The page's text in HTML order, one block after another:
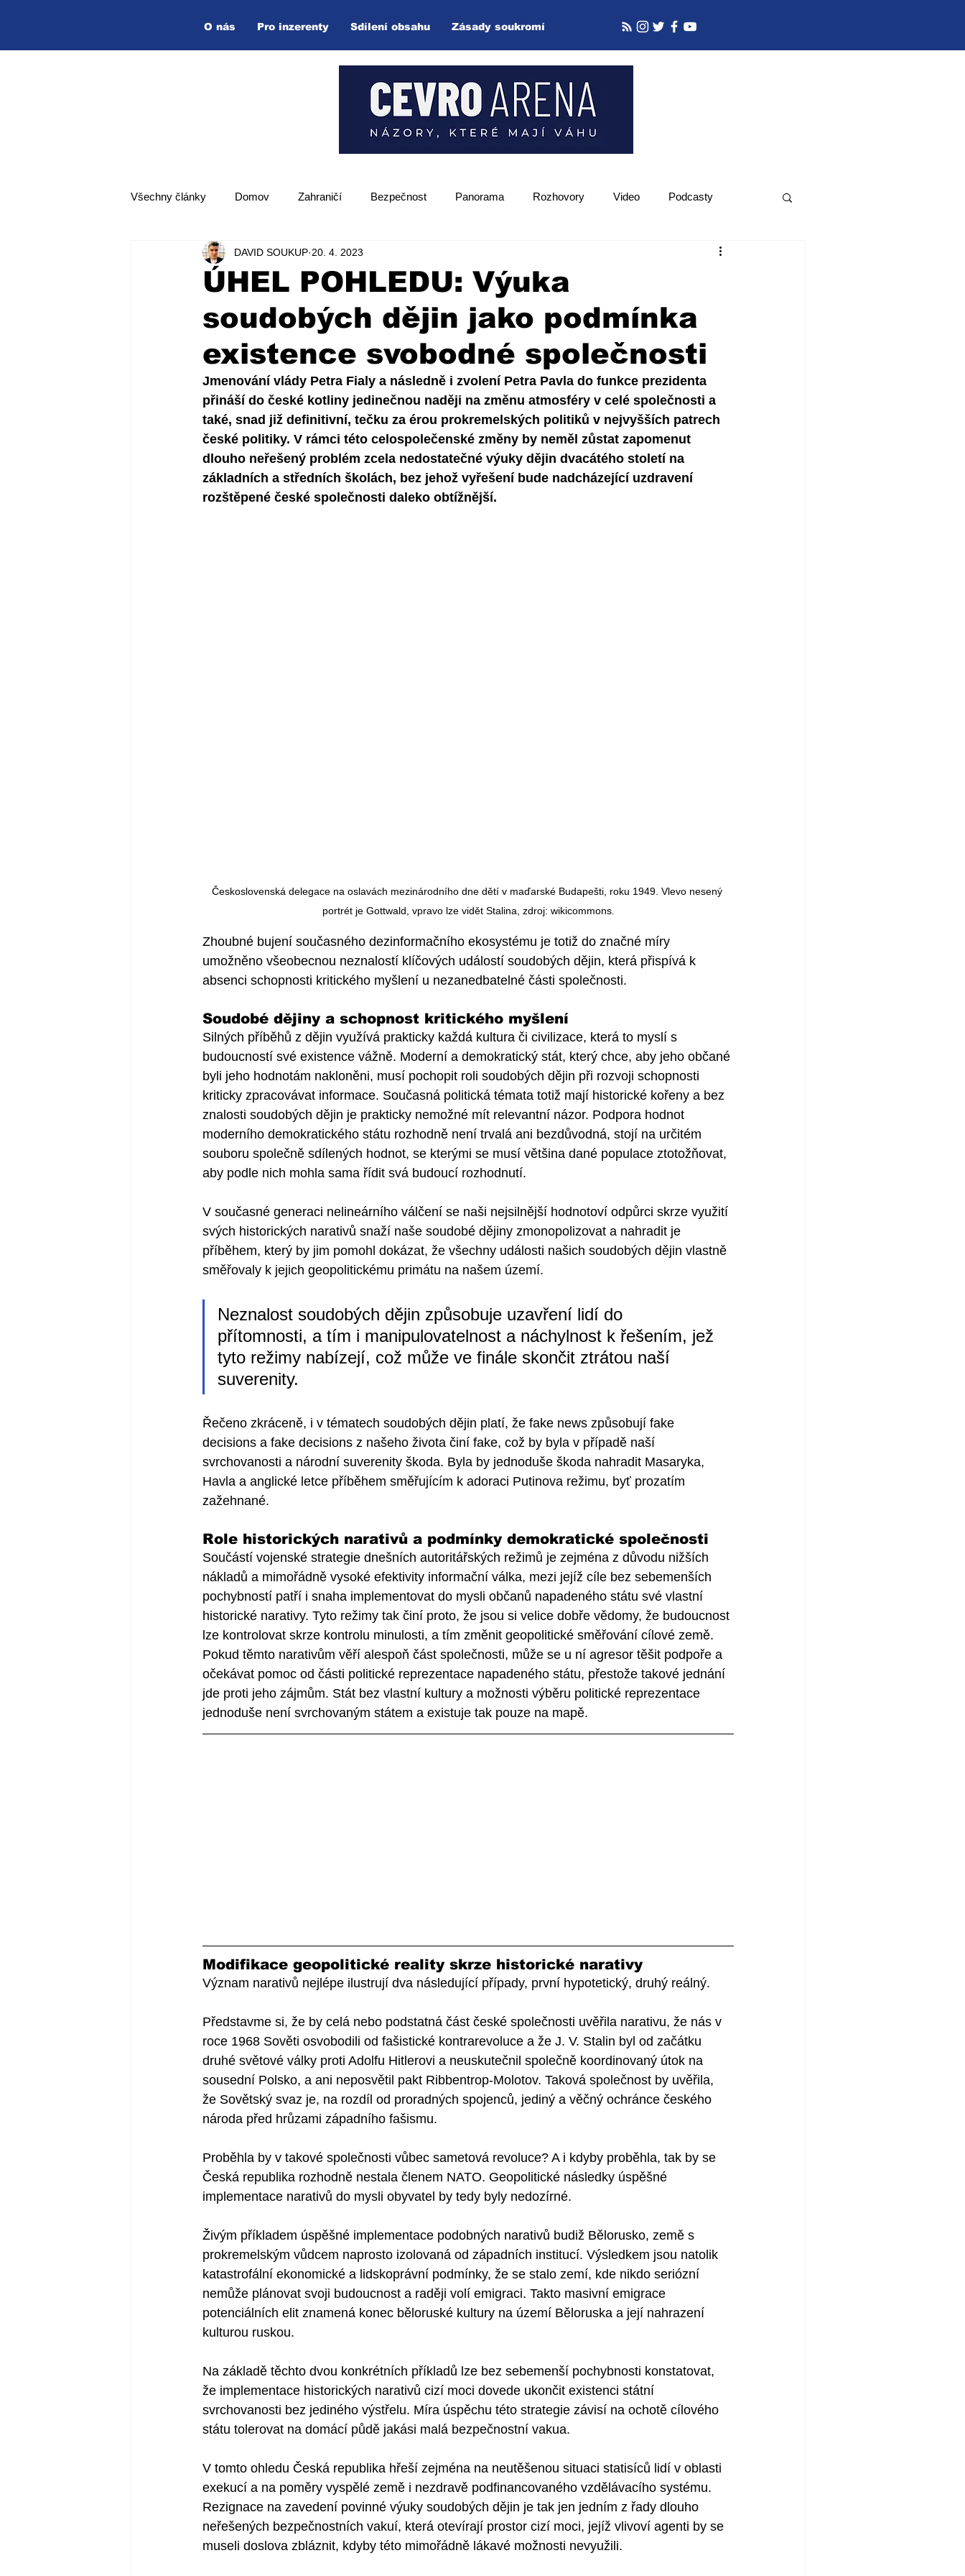
O nás Pro inzerenty Sdílení obsahu Zásady soukromí
Všechny články Domov Zahraničí Bezpečnost Panorama Rozhovory Video Podcasty
Hlavní zpráva Top zpráva Zpětný projektor
ÚHEL POHLEDU: Výuka
soudobých dějin jako podmínka
existence svobodné společnosti
DAVID SOUKUP 20. 4. 2023
Jmenování vlády Petra Fialy a následně i zvolení Petra Pavla do funkce prezidenta
přináší do české kotliny jedinečnou naději na změnu atmosféry v celé společnosti a
také, snad již definitivní, tečku za érou prokremelských politiků v nejvyšších patrech
české politiky. V rámci této celospolečenské změny by neměl zůstat zapomenut
dlouho neřešený problém zcela nedostatečné výuky dějin dvacátého století na
základních a středních školách, bez jehož vyřešení bude nadcházející uzdravení
rozštěpené české společnosti daleko obtížnější.
Československá delegace na oslavách mezinárodního dne dětí v maďarské Budapešti, roku 1949. Vlevo nesený
portrét je Gottwald, vpravo lze vidět Stalina, zdroj: wikicommons.
Zhoubné bujení současného dezinformačního ekosystému je totiž do značné míry
umožněno všeobecnou neznalostí klíčových událostí soudobých dějin, která přispívá k
absenci schopnosti kritického myšlení u nezanedbatelné části společnosti.
Soudobé dějiny a schopnost kritického myšlení
Silných příběhů z dějin využívá prakticky každá kultura či civilizace, která to myslí s
budoucností své existence vážně. Moderní a demokratický stát, který chce, aby jeho občané
byli jeho hodnotám nakloněni, musí pochopit roli soudobých dějin při rozvoji schopnosti
kriticky zpracovávat informace. Současná politická témata totiž mají historické kořeny a bez
znalosti soudobých dějin je prakticky nemožné mít relevantní názor. Podpora hodnot
moderního demokratického státu rozhodně není trvalá ani bezdůvodná, stojí na určitém
souboru společně sdílených hodnot, se kterými se musí většina dané populace ztotožňovat,
aby podle nich mohla sama řídit svá budoucí rozhodnutí.
V současné generaci nelineárního válčení se naši nejsilnější hodnotoví odpůrci skrze využití
svých historických narativů snaží naše soudobé dějiny zmonopolizovat a nahradit je
příběhem, který by jim pomohl dokázat, že všechny události našich soudobých dějin vlastně
směřovaly k jejich geopolitickému primátu na našem území.
Neznalost soudobých dějin způsobuje uzavření lidí do
přítomnosti, a tím i manipulovatelnost a náchylnost k řešením, jež
tyto režimy nabízejí, což může ve finále skončit ztrátou naší
suverenity.
Řečeno zkráceně, i v tématech soudobých dějin platí, že fake news způsobují fake
decisions a fake decisions z našeho života činí fake, což by byla v případě naší
svrchovanosti a národní suverenity škoda. Byla by jednoduše škoda nahradit Masaryka,
Havla a anglické letce příběhem směřujícím k adoraci Putinova režimu, byť prozatím
zažehnané.
Role historických narativů a podmínky demokratické společnosti
Součástí vojenské strategie dnešních autoritářských režimů je zejména z důvodu nižších
nákladů a mimořádně vysoké efektivity informační válka, mezi jejíž cíle bez sebemenších
pochybností patří i snaha implementovat do mysli občanů napadeného státu své vlastní
historické narativy. Tyto režimy tak činí proto, že jsou si velice dobře vědomy, že budoucnost
lze kontrolovat skrze kontrolu minulosti, a tím změnit geopolitické směřování cílové země.
Pokud těmto narativům věří alespoň část společnosti, může se u ní agresor těšit podpoře a
očekávat pomoc od části politické reprezentace napadeného státu, přestože takové jednání
jde proti jeho zájmům. Stát bez vlastní kultury a možnosti výběru politické reprezentace
jednoduše není svrchovaným státem a existuje tak pouze na mapě.
Modifikace geopolitické reality skrze historické narativy
Význam narativů nejlépe ilustrují dva následující případy, první hypotetický, druhý reálný.
Představme si, že by celá nebo podstatná část české společnosti uvěřila narativu, že nás v
roce 1968 Sověti osvobodili od fašistické kontrarevoluce a že J. V. Stalin byl od začátku
druhé světové války proti Adolfu Hitlerovi a neuskutečnil společně koordinovaný útok na
sousední Polsko, a ani neposvětil pakt Ribbentrop-Molotov. Taková společnost by uvěřila,
že Sovětský svaz je, na rozdíl od proradných spojenců, jediný a věčný ochránce českého
národa před hrůzami západního fašismu.
Proběhla by v takové společnosti vůbec sametová revoluce? A i kdyby proběhla, tak by se
Česká republika rozhodně nestala členem NATO. Geopolitické následky úspěšné
implementace narativů do mysli obyvatel by tedy byly nedozírné.
Živým příkladem úspěšné implementace podobných narativů budiž Bělorusko, země s
prokremelským vůdcem naprosto izolovaná od západních institucí. Výsledkem jsou natolik
katastrofální ekonomické a lidskoprávní podmínky, že se stalo zemí, kde nikdo seriózní
nemůže plánovat svoji budoucnost a raději volí emigraci. Takto masivní emigrace
potenciálních elit znamená konec běloruské kultury na území Běloruska a její nahrazení
kulturou ruskou.
Na základě těchto dvou konkrétních příkladů lze bez sebemenší pochybnosti konstatovat,
že implementace historických narativů cizí moci dovede ukončit existenci státní
svrchovanosti bez jediného výstřelu. Míra úspěchu této strategie závisí na ochotě cílového
státu tolerovat na domácí půdě jakási malá bezpečnostní vakua.
V tomto ohledu Česká republika hřeší zejména na neutěšenou situaci statisíců lidí v oblasti
exekucí a na poměry vyspělé země i nezdravě podfinancovaného vzdělávacího systému.
Rezignace na zavedení povinné výuky soudobých dějin je tak jen jedním z řady dlouho
neřešených bezpečnostních vakuí, která otevírají prostor cizí moci, jejíž vlivoví agenti by se
museli doslova zbláznit, kdyby této mimořádně lákavé možnosti nevyužili.